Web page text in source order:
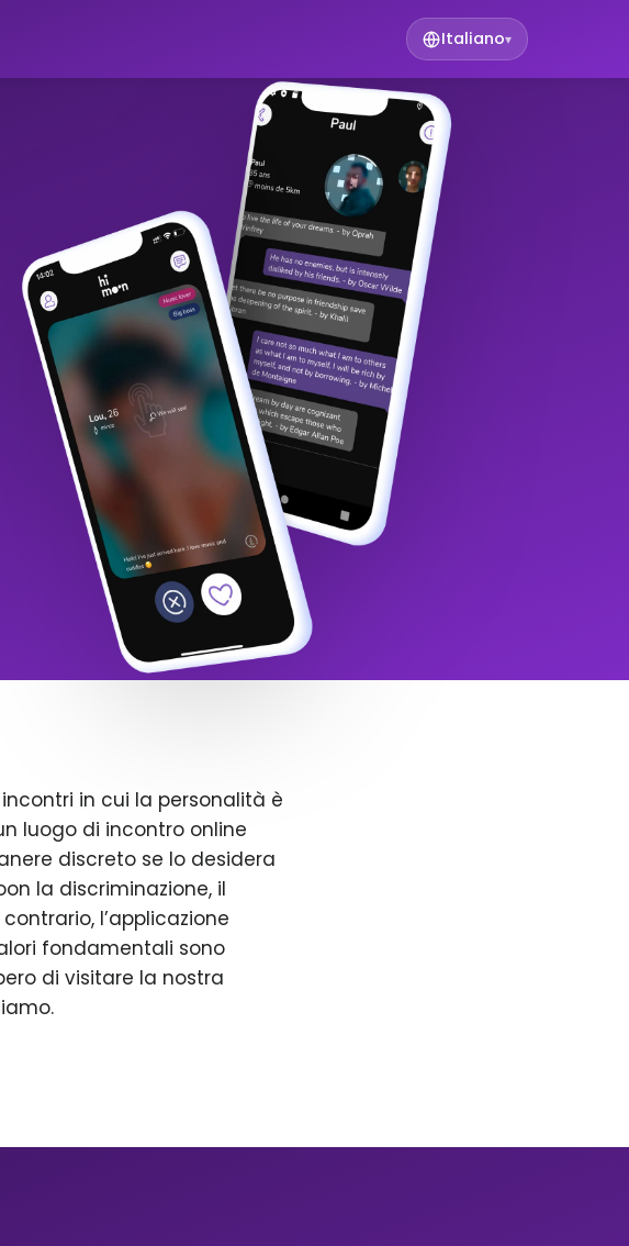
Italiano▾
in cui la personalità è
luogo di incontro online
discreto se lo desidera
la discriminazione, il
l’applicazione
fondamentali sono
di visitare la nostra